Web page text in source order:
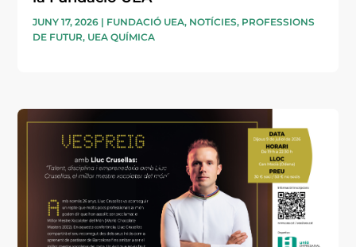
JUNY 17, 2026 | FUNDACIÓ UEA, NOTÍCIES, PROFESSIONS
DE FUTUR, UEA QUÍMICA